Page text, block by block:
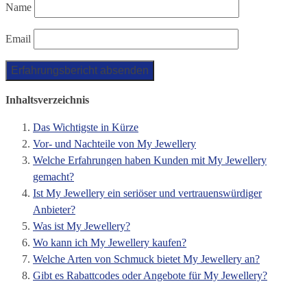
Name
Email
Inhaltsverzeichnis
Das Wichtigste in Kürze
Vor- und Nachteile von My Jewellery
Welche Erfahrungen haben Kunden mit My Jewellery
gemacht?
Ist My Jewellery ein seriöser und vertrauenswürdiger
Anbieter?
Was ist My Jewellery?
Wo kann ich My Jewellery kaufen?
Welche Arten von Schmuck bietet My Jewellery an?
Gibt es Rabattcodes oder Angebote für My Jewellery?